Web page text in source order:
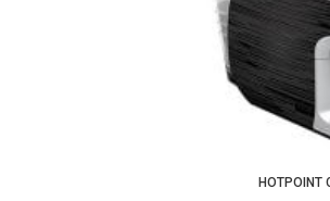
HOTPOINT